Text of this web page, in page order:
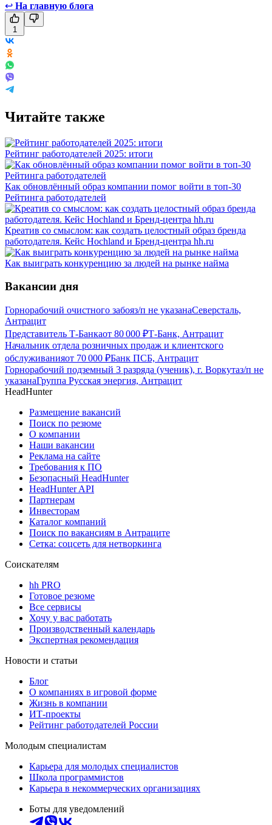
↩ На главную блога
1
Читайте также
Рейтинг работодателей 2025: итоги
Как обновлённый образ компании помог войти в топ-30
Рейтинга работодателей
Креатив со смыслом: как создать целостный образ бренда
работодателя. Кейс Hochland и Бренд-центра hh.ru
Как выиграть конкуренцию за людей на рынке найма
Вакансии дня
Горнорабочий очистного забояз/п не указанаСеверсталь,
Антрацит
Представитель Т-Банкаот 80 000 ₽Т-Банк, Антрацит
Начальник отдела розничных продаж и клиентского
обслуживанияот 70 000 ₽Банк ПСБ, Антрацит
Горнорабочий подземный 3 разряда (ученик), г. Воркутаз/п не
указанаГруппа Русская энергия, Антрацит
HeadHunter
Размещение вакансий
Поиск по резюме
О компании
Наши вакансии
Реклама на сайте
Требования к ПО
Безопасный HeadHunter
HeadHunter API
Партнерам
Инвесторам
Каталог компаний
Поиск по вакансиям в Антраците
Сетка: соцсеть для нетворкинга
Соискателям
hh PRO
Готовое резюме
Все сервисы
Хочу у вас работать
Производственный календарь
Экспертная рекомендация
Новости и статьи
Блог
О компаниях в игровой форме
Жизнь в компании
ИТ-проекты
Рейтинг работодателей России
Молодым специалистам
Карьера для молодых специалистов
Школа программистов
Карьера в некоммерческих организациях
Боты для уведомлений